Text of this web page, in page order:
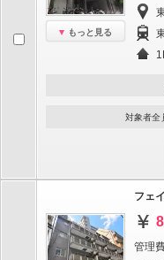
もっと見る
対象者全
フェ
管理